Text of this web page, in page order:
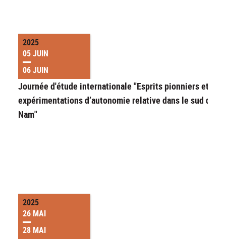
2025
05 JUIN
06 JUIN
Journée d'étude internationale "Esprits pionniers et
expérimentations d’autonomie relative dans le sud du
Nam"
2025
26 MAI
28 MAI